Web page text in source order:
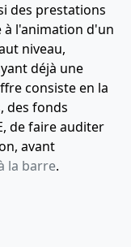
des prestations
à l'animation d'un
niveau,
déjà une
consiste en la
des fonds
de faire auditer
avant
la barre.